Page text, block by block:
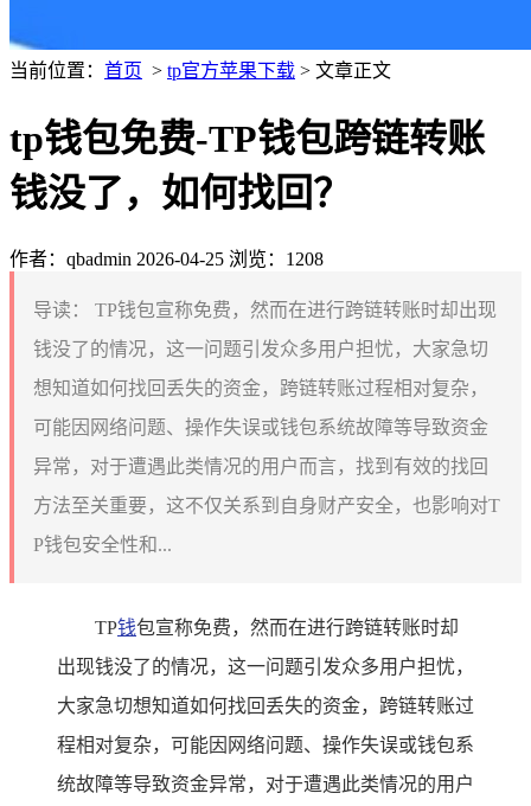
当前位置： 首页 > tp官方苹果下载 > 文章正文
tp钱包免费-TP钱包跨链转账
钱没了，如何找回？
作者：qbadmin 2026-04-25 浏览：1208
导读：
TP钱包宣称免费，然而在进行跨链转账时却出现
钱没了的情况，这一问题引发众多用户担忧，大家急切
想知道如何找回丢失的资金，跨链转账过程相对复杂，
可能因网络问题、操作失误或钱包系统故障等导致资金
异常，对于遭遇此类情况的用户而言，找到有效的找回
方法至关重要，这不仅关系到自身财产安全，也影响对T
P钱包安全性和...
TP钱包宣称免费，然而在进行跨链转账时却
出现钱没了的情况，这一问题引发众多用户担忧，
大家急切想知道如何找回丢失的资金，跨链转账过
程相对复杂，可能因网络问题、操作失误或钱包系
统故障等导致资金异常，对于遭遇此类情况的用户